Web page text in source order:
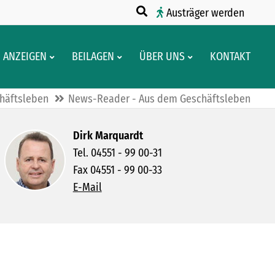
Austräger werden
ANZEIGEN BEILAGEN ÜBER UNS KONTAKT
News-Reader - Aus dem Geschäftsleben
Dirk Marquardt
Tel. 04551 - 99 00-31
Fax 04551 - 99 00-33
E-Mail